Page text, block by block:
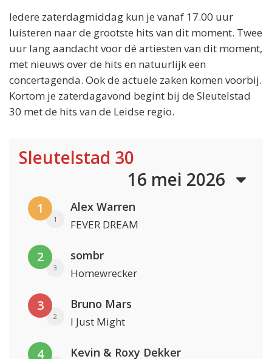
Iedere zaterdagmiddag kun je vanaf 17.00 uur
luisteren naar de grootste hits van dit moment. Twee
uur lang aandacht voor dé artiesten van dit moment,
met nieuws over de hits en natuurlijk een
concertagenda. Ook de actuele zaken komen voorbij.
Kortom je zaterdagavond begint bij de Sleutelstad
30 met de hits van de Leidse regio.
Sleutelstad 30
16 mei 2026
1
1
Alex Warren
FEVER DREAM
2
3
sombr
Homewrecker
3
2
Bruno Mars
I Just Might
4 Kevin & Roxy Dekker